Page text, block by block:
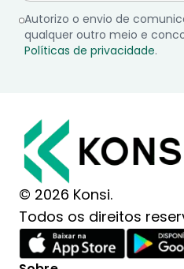
Autorizo o envio de
qualquer outro meio e
Políticas de privacidade.
© 2026 Konsi.
Todos os direitos